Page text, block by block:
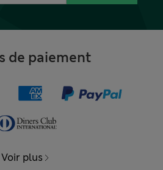
de paiement
Voir plus